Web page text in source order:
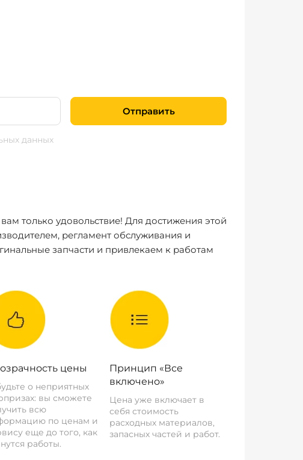
Отправить
данных
только удовольствие! Для достижения этой
регламент обслуживания и
запчасти и привлекаем к работам
цены
о неприятных
вы сможете
всю
по ценам и
еще до того, как
работы.
Принцип «Все
включено»
Цена уже включает в
себя стоимость
расходных материалов,
запасных частей и работ.